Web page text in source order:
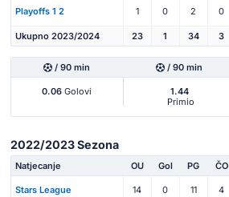
Playoffs 1 2 1 0 2 0
Ukupno 2023/2024 23 1 34 3
/ 90 min / 90 min
0.06 Golovi
1.44
Primio
2022/2023 Sezona
Natjecanje OU Gol PG ČO
Stars League 14 0 11 4